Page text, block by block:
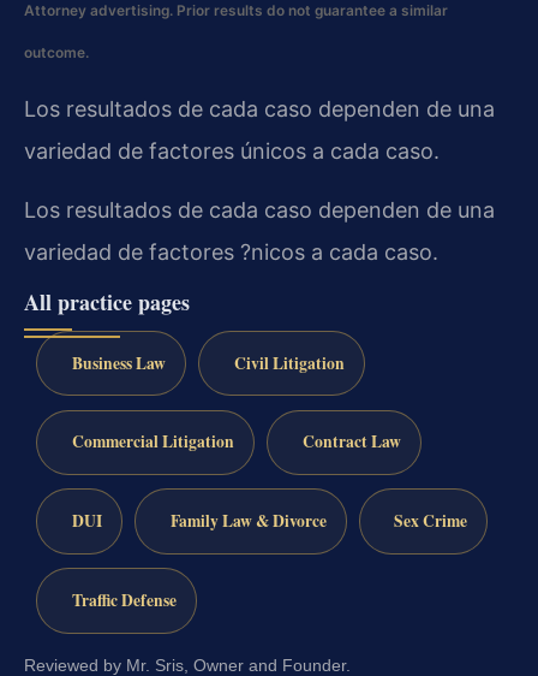
Attorney advertising. Prior results do not guarantee a similar
outcome.
Los resultados de cada caso dependen de una
variedad de factores únicos a cada caso.
Los resultados de cada caso dependen de una
variedad de factores ?nicos a cada caso.
All practice pages
Business Law Civil Litigation
Commercial Litigation Contract Law
DUI Family Law & Divorce Sex Crime
Traffic Defense
Reviewed by Mr. Sris, Owner and Founder.